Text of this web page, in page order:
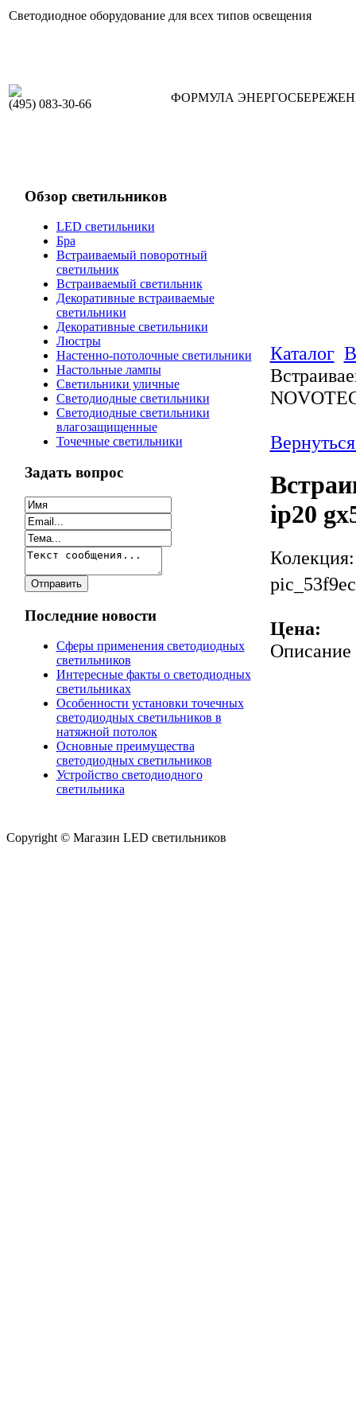
Светодиодное оборудование для всех типов освещения
(495) 083-30-66 ФОРМУЛА
Обзор светильников
LED светильники
Бра
Встраиваемый поворотный
светильник
Встраиваемый светильник
Декоративные встраиваемые
светильники
Декоративные светильники
Люстры
Настенно-потолочные светильники
Настольные лампы
Светильники уличные
Светодиодные светильники
Светодиодные светильники
влагозащищенные
Точечные светильники
Задать вопрос
Последние новости
Сферы применения светодиодных
светильников
Интересные факты о светодиодных
светильниках
Особенности установки точечных
светодиодных светильников в
натяжной потолок
Основные преимущества
светодиодных светильников
Устройство светодиодного
светильника
Каталог
ip20
Цена:
Описание
Copyright © Магазин LED светильников